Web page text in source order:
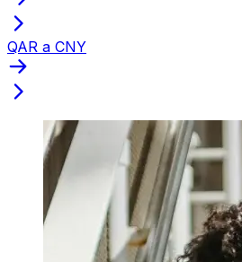
QAR a CNY